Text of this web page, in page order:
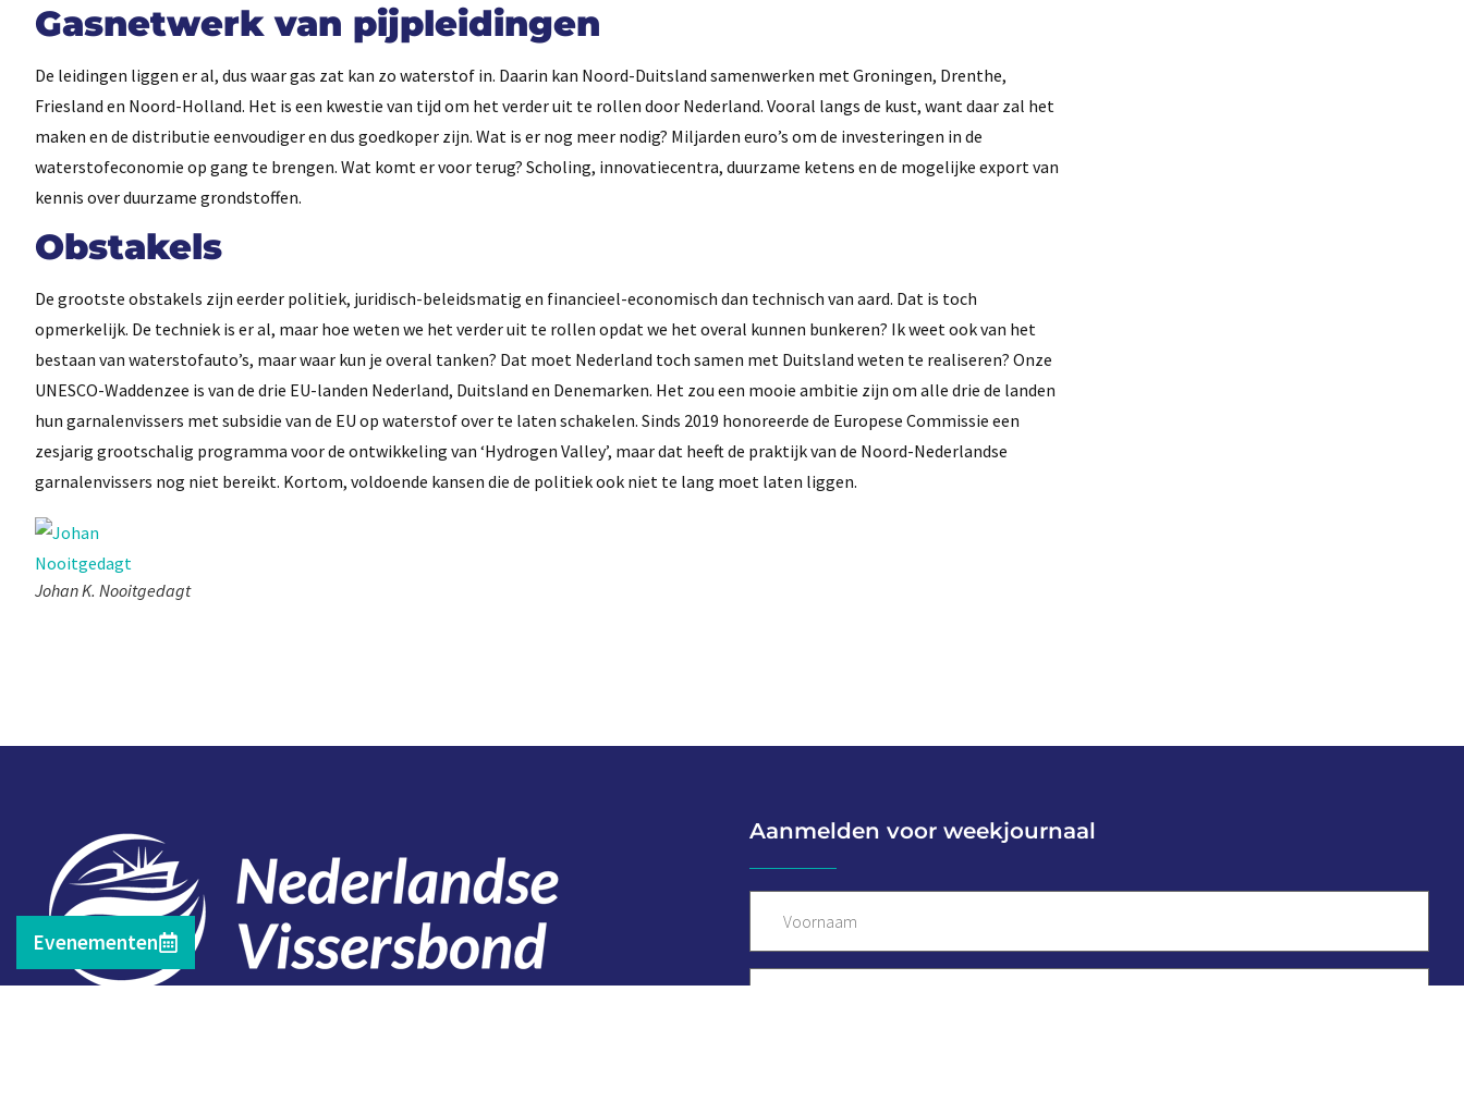
Gasnetwerk van pijpleidingen
De leidingen liggen er al, dus waar gas zat kan zo waterstof in. Daarin kan Noord-Duitsland samenwerken met Groningen, Drenthe,
Friesland en Noord-Holland. Het is een kwestie van tijd om het verder uit te rollen door Nederland. Vooral langs de kust, want daar zal het
maken en de distributie eenvoudiger en dus goedkoper zijn. Wat is er nog meer nodig? Miljarden euro’s om de investeringen in de
waterstofeconomie op gang te brengen. Wat komt er voor terug? Scholing, innovatiecentra, duurzame ketens en de mogelijke export van
kennis over duurzame grondstoffen.
Obstakels
De grootste obstakels zijn eerder politiek, juridisch-beleidsmatig en financieel-economisch dan technisch van aard. Dat is toch
opmerkelijk. De techniek is er al, maar hoe weten we het verder uit te rollen opdat we het overal kunnen bunkeren? Ik weet ook van het
bestaan van waterstofauto’s, maar waar kun je overal tanken? Dat moet Nederland toch samen met Duitsland weten te realiseren? Onze
UNESCO-Waddenzee is van de drie EU-landen Nederland, Duitsland en Denemarken. Het zou een mooie ambitie zijn om alle drie de landen
hun garnalenvissers met subsidie van de EU op waterstof over te laten schakelen. Sinds 2019 honoreerde de Europese Commissie een
zesjarig grootschalig programma voor de ontwikkeling van ‘Hydrogen Valley’, maar dat heeft de praktijk van de Noord-Nederlandse
garnalenvissers nog niet bereikt. Kortom, voldoende kansen die de politiek ook niet te lang moet laten liggen.
Johan K. Nooitgedagt
Evenementen
Aanmelden voor weekjournaal